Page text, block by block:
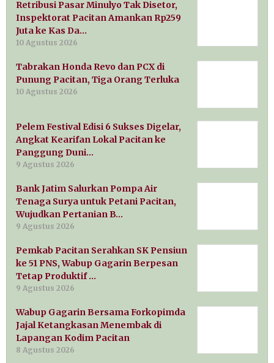
Retribusi Pasar Minulyo Tak Disetor,
Inspektorat Pacitan Amankan Rp259
Juta ke Kas Da…
10 Agustus 2026
Tabrakan Honda Revo dan PCX di
Punung Pacitan, Tiga Orang Terluka
10 Agustus 2026
Pelem Festival Edisi 6 Sukses Digelar,
Angkat Kearifan Lokal Pacitan ke
Panggung Duni…
9 Agustus 2026
Bank Jatim Salurkan Pompa Air
Tenaga Surya untuk Petani Pacitan,
Wujudkan Pertanian B…
9 Agustus 2026
Pemkab Pacitan Serahkan SK Pensiun
ke 51 PNS, Wabup Gagarin Berpesan
Tetap Produktif …
9 Agustus 2026
Wabup Gagarin Bersama Forkopimda
Jajal Ketangkasan Menembak di
Lapangan Kodim Pacitan
8 Agustus 2026